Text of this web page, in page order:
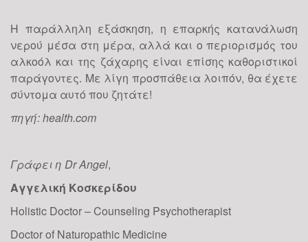
Η παράλληλη εξάσκηση, η επαρκής κατανάλωση
νερού μέσα στη μέρα, αλλά και ο περιορισμός του
αλκοόλ και της ζάχαρης είναι επίσης καθοριστικοί
παράγοντες. Με λίγη προσπάθεια λοιπόν, θα έχετε
σύντομα αυτό που ζητάτε!
πηγή: health.com
Γράφει η Dr Angel,
Αγγελική Κοσκερίδου
Holistic Doctor – Counseling Psychotherapist
Doctor of Naturopathic Medicine
φαινόμενα κατάθλιψης,...
09
Γίνε Ευτυχισμένος το
2019!
Η ευτυχία δεν είναι τύχη αλλά επιλογή.
θέλουμε να βρούμε την ευτυχία
χρειάζεται να κατανοήσουμε αρχικά τους